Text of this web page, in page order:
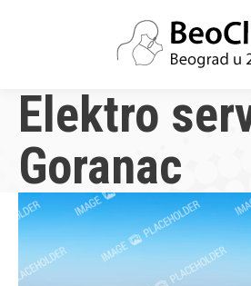
Elektro
Goranac